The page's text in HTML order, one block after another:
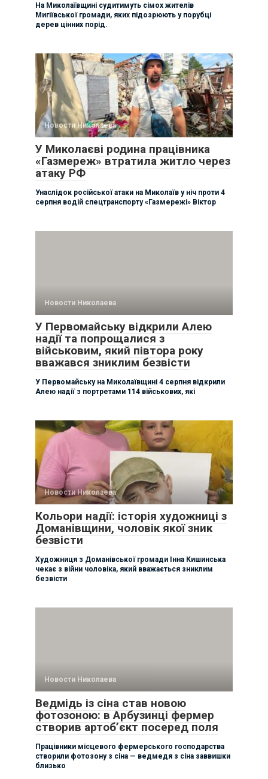
На Миколаївщині судитимуть сімох жителів
Мигіївської громади, яких підозрюють у порубці
дерев цінних порід.
Новости Николаева
У Миколаєві родина працівника
«Газмереж» втратила житло через
атаку РФ
Унаслідок російської атаки на Миколаїв у ніч проти 4
серпня водій спецтранспорту «Газмережі» Віктор
Новости Николаева
У Первомайську відкрили Алею
надії та попрощалися з
військовим, який півтора року
вважався зниклим безвісти
У Первомайську на Миколаївщині 4 серпня відкрили
Алею надії з портретами 114 військових, які
Новости Николаева
Кольори надії: історія художниці з
Доманівщини, чоловік якої зник
безвісти
Художниця з Доманівської громади Інна Кишинська
чекає з війни чоловіка, який вважається зниклим
безвісти
Новости Николаева
Ведмідь із сіна став новою
фотозоною: в Арбузинці фермер
створив артоб’єкт посеред поля
Працівники місцевого фермерського господарства
створили фотозону з сіна — ведмедя з сіна заввишки
близько